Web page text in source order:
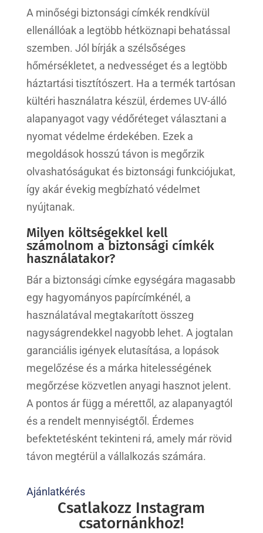
A minőségi biztonsági címkék rendkívül
ellenállóak a legtöbb hétköznapi behatással
szemben. Jól bírják a szélsőséges
hőmérsékletet, a nedvességet és a legtöbb
háztartási tisztítószert. Ha a termék tartósan
kültéri használatra készül, érdemes UV-álló
alapanyagot vagy védőréteget választani a
nyomat védelme érdekében. Ezek a
megoldások hosszú távon is megőrzik
olvashatóságukat és biztonsági funkciójukat,
így akár évekig megbízható védelmet
nyújtanak.
Milyen költségekkel kell
számolnom a biztonsági címkék
használatakor?
Bár a biztonsági címke egységára magasabb
egy hagyományos papírcímkénél, a
használatával megtakarított összeg
nagyságrendekkel nagyobb lehet. A jogtalan
garanciális igények elutasítása, a lopások
megelőzése és a márka hitelességének
megőrzése közvetlen anyagi hasznot jelent.
A pontos ár függ a mérettől, az alapanyagtól
és a rendelt mennyiségtől. Érdemes
befektetésként tekinteni rá, amely már rövid
távon megtérül a vállalkozás számára.
Ajánlatkérés
Csatlakozz Instagram
csatornánkhoz!